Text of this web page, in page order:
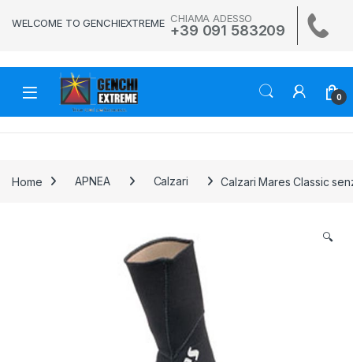
WELCOME TO GENCHIEXTREME CHIAMA ADESSO
+39 091 583209
0
Home APNEA Calzari Calzari Mares Classic
🔍